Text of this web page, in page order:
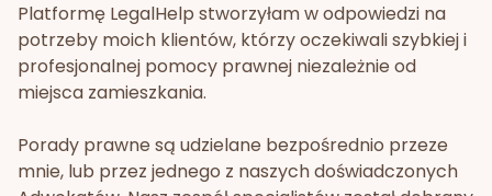
Platformę LegalHelp stworzyłam w odpowiedzi na
potrzeby moich klientów, którzy oczekiwali szybkiej i
profesjonalnej pomocy prawnej niezależnie od
miejsca zamieszkania.
Porady prawne są udzielane bezpośrednio przeze
mnie, lub przez jednego z naszych doświadczonych